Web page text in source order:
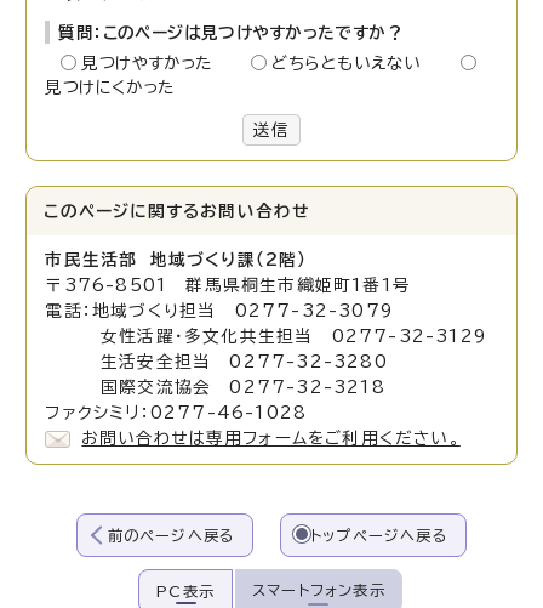
質問：このページは見つけやすかったですか？
見つけやすかった
どちらともいえない
見つけにくかった
送信
このページに関する お問い合わせ
市民生活部 地域づくり課（2階）
〒376-8501 群馬県桐生市織姫町1番1号
電話：地域づくり担当 0277-32-3079
女性活躍・多文化共生担当 0277-32-3129
生活安全担当 0277-32-3280
国際交流協会 0277-32-3218
ファクシミリ：0277-46-1028
お問い合わせは専用フォームをご利用ください。
前のページへ戻る トップページへ戻る
PC表示 スマートフォン表示